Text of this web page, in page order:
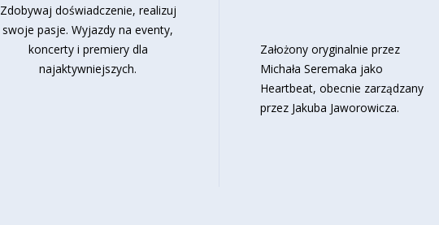
Zdobywaj doświadczenie, realizuj
swoje pasje. Wyjazdy na eventy,
koncerty i premiery dla
najaktywniejszych.
Założony oryginalnie przez
Michała Seremaka jako
Heartbeat, obecnie zarządzany
przez Jakuba Jaworowicza.